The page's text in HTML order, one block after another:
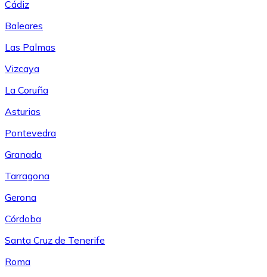
Cádiz
Baleares
Las Palmas
Vizcaya
La Coruña
Asturias
Pontevedra
Granada
Tarragona
Gerona
Córdoba
Santa Cruz de Tenerife
Roma